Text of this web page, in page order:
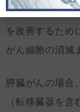
べることができ
を改善するため
がん細胞の消滅
膵臓がんの場合
（転移臓器を